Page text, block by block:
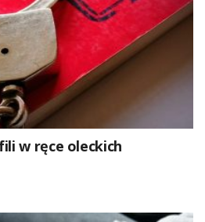
w ręce oleckich